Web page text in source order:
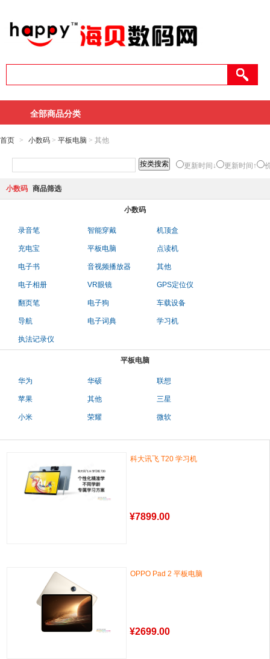
全部商品分类
首页 > 小数码 > 平板电脑 > 其他
更新时间↓ 更新时间↑
小数码 商品筛选
小数码
录音笔 智能穿戴 机顶盒
充电宝 平板电脑 点读机
电子书 音视频播放器 其他
电子相册 VR眼镜 GPS定位仪
翻页笔 电子狗 车载设备
导航 电子词典 学习机
执法记录仪
平板电脑
华为 华硕 联想
苹果 其他 三星
小米 荣耀 微软
科大讯飞 T20 学习机
¥7899.00
OPPO Pad 2 平板电脑
¥2699.00